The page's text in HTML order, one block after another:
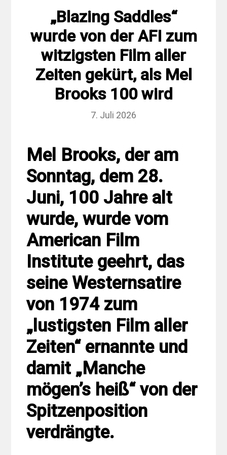
„Blazing Saddles“
wurde von der AFI zum
witzigsten Film aller
Zeiten gekürt, als Mel
Brooks 100 wird
7. Juli 2026
Mel Brooks, der am
Sonntag, dem 28.
Juni, 100 Jahre alt
wurde, wurde vom
American Film
Institute geehrt, das
seine Westernsatire
von 1974 zum
„lustigsten Film aller
Zeiten“ ernannte und
damit „Manche
mögen’s heiß“ von der
Spitzenposition
verdrängte.